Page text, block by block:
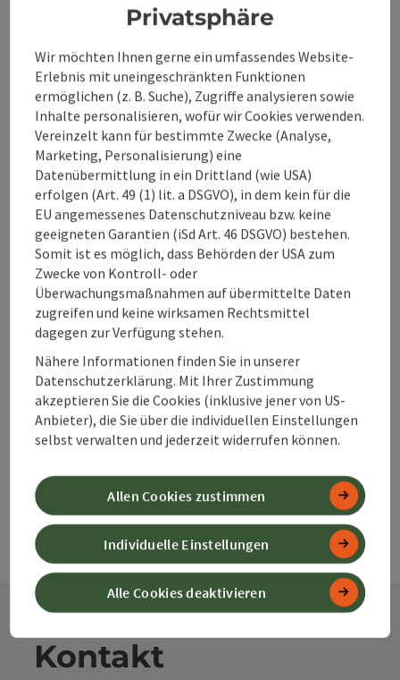
Öffnungszeiten
Anreise/Lage
Eignung
Barrierefreiheit
Beitrag merken
zum Merkzettel
PDF erstellen
Beitrag drucken
powered by TOURDATA Änderung vorschlagen
Kontakt
Privatsphäre
Wir möchten Ihnen gerne ein umfassendes Website-
Erlebnis mit uneingeschränkten Funktionen
ermöglichen (z. B. Suche), Zugriffe analysieren sowie
Inhalte personalisieren, wofür wir Cookies verwenden.
Vereinzelt kann für bestimmte Zwecke (Analyse,
Marketing, Personalisierung) eine
Datenübermittlung in ein Drittland (wie USA)
erfolgen (Art. 49 (1) lit. a DSGVO), in dem kein für die
EU angemessenes Datenschutzniveau bzw. keine
geeigneten Garantien (iSd Art. 46 DSGVO) bestehen.
Somit ist es möglich, dass Behörden der USA zum
Zwecke von Kontroll- oder
Überwachungsmaßnahmen auf übermittelte Daten
zugreifen und keine wirksamen Rechtsmittel
dagegen zur Verfügung stehen.
Nähere Informationen finden Sie in unserer
Datenschutzerklärung. Mit Ihrer Zustimmung
akzeptieren Sie die Cookies (inklusive jener von US-
Anbieter), die Sie über die individuellen Einstellungen
selbst verwalten und jederzeit widerrufen können.
Alle Cookies deaktivieren
Individuelle Einstellungen
Allen Cookies zustimmen